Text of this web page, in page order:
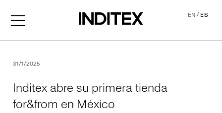
EN/ES
31/1/2025
Inditex abre su primera tienda
for&from en México